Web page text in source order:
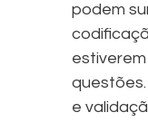
podem
e